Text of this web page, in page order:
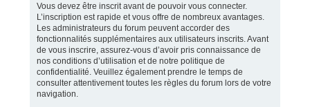
Vous devez être inscrit avant de pouvoir vous connecter.
L’inscription est rapide et vous offre de nombreux avantages.
Les administrateurs du forum peuvent accorder des
fonctionnalités supplémentaires aux utilisateurs inscrits. Avant
de vous inscrire, assurez-vous d’avoir pris connaissance de
nos conditions d’utilisation et de notre politique de
confidentialité. Veuillez également prendre le temps de
consulter attentivement toutes les règles du forum lors de votre
navigation.